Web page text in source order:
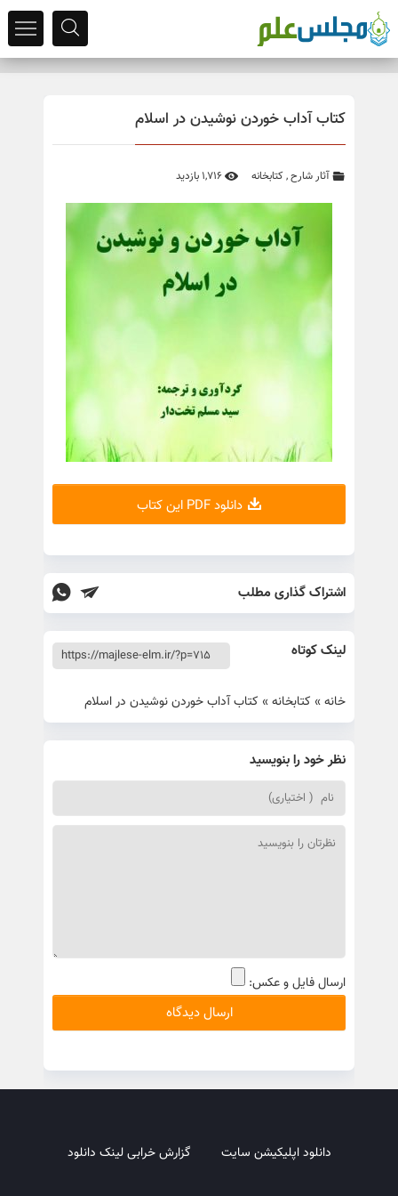
کتاب آداب خوردن نوشیدن در اسلام
آثار شارح,کتابخانه
دانلود PDF این کتاب
اشتراک گذاری مطلب
لینک کوتاه
خانه» کتابخانه» کتاب آداب خوردن نوشیدن در اسلام
نظر خود را بنویسید
ارسال فایل و عکس:
دانلود اپلیکیشن سایت گزارش خرابی لینک دانلود